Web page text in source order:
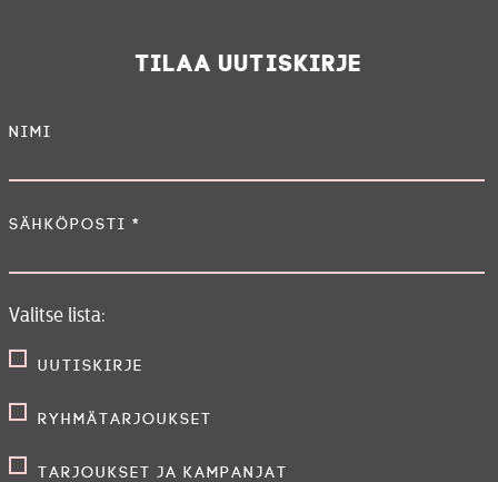
Tilaa uutiskirje
Nimi
Sähköposti *
Valitse lista:
Uutiskirje
Ryhmätarjoukset
Tarjoukset ja kampanjat